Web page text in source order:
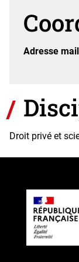
Adresse
Droit privé et